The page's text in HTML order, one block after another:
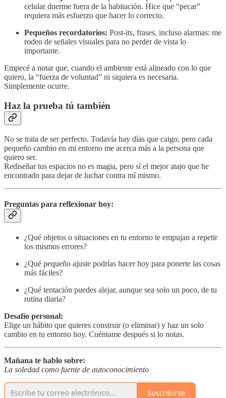
celular duerme fuera de la habitación. Hice que “pecar”
requiera más esfuerzo que hacer lo correcto.
Pequeños recordatorios: Post-its, frases, incluso alarmas: me
rodeo de señales visuales para no perder de vista lo
importante.
Empecé a notar que, cuando el ambiente está alineado con lo que
quiero, la “fuerza de voluntad” ni siquiera es necesaria.
Simplemente ocurre.
Haz la prueba tú también
No se trata de ser perfecto. Todavía hay días que caigo, pero cada
pequeño cambio en mi entorno me acerca más a la persona que
quiero ser.
Rediseñar tus espacios no es magia, pero sí el mejor atajo que he
encontrado para dejar de luchar contra mí mismo.
Preguntas para reflexionar hoy:
¿Qué objetos o situaciones en tu entorno te empujan a repetir
los mismos errores?
¿Qué pequeño ajuste podrías hacer hoy para ponerte las cosas
más fáciles?
¿Qué tentación puedes alejar, aunque sea solo un poco, de tu
rutina diaria?
Desafío personal:
Elige un hábito que quieres construir (o eliminar) y haz un solo
cambio en tu entorno hoy. Cuéntame después si lo notas.
Mañana te hablo sobre:
La soledad como fuente de autoconocimiento
Suscribirse